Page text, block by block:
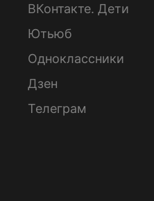
ВКонтакте. Дети
Ютьюб
Одноклассники
Дзен
Телеграм